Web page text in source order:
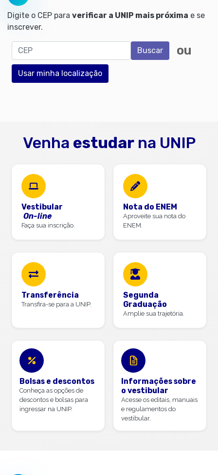
Digite o CEP para verificar a UNIP mais próxima e se
inscrever.
CEP Buscar ou
Usar minha localização
Venha estudarna UNIP
Vestibular
On-line
Faça sua inscrição.
Nota do ENEM
Aproveite sua nota do
ENEM.
Transferência
Transfira-se para a UNIP.
Segunda
Graduação
Amplie sua trajetória.
Bolsas e descontos
Conheça as opções de
descontos e bolsas para
ingressar na UNIP.
Informações sobre
o vestibular
Acesse os editais, manuais
e regulamentos do
vestibular.